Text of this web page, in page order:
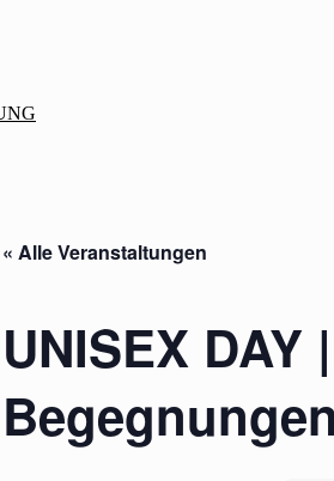
« Alle Veranstaltungen
UNISEX
Begegnungen